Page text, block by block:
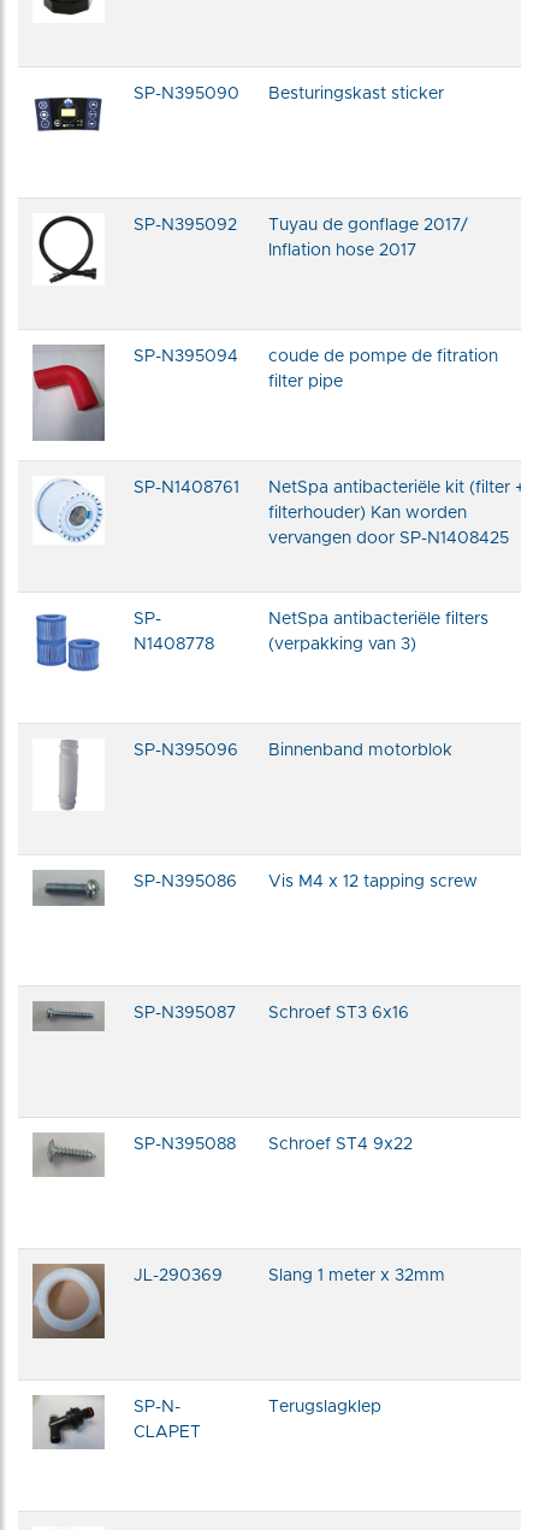
SP-N395090 Besturingskast sticker
SP-N395092
Tuyau de gonflage 2017/
Inflation hose 2017
SP-N395094
coude de pompe de fitration
filter pipe
SP-N1408761
NetSpa antibacteriële kit (filter +
filterhouder) Kan worden
vervangen door SP-N1408425
SP-
N1408778
NetSpa antibacteriële filters
(verpakking van 3)
SP-N395096 Binnenband motorblok
SP-N395086 Vis M4 x 12 tapping screw
SP-N395087 Schroef ST3 6x16
SP-N395088 Schroef ST4 9x22
JL-290369 Slang 1 meter x 32mm
SP-N-
CLAPET
Terugslagklep